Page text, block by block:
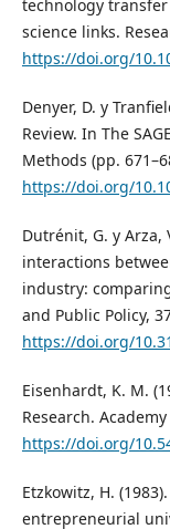
technology
science links.
https://doi.org/
Denyer, D. y
Review. In The
Methods (pp.
https://doi.org/
Dutrénit, G. y Arza,
interactions
industry:
and Public Policy,
https://doi.org/
Eisenhardt, K. M.
Research.
https://doi.org/
Etzkowitz, H.
entrepreneurial